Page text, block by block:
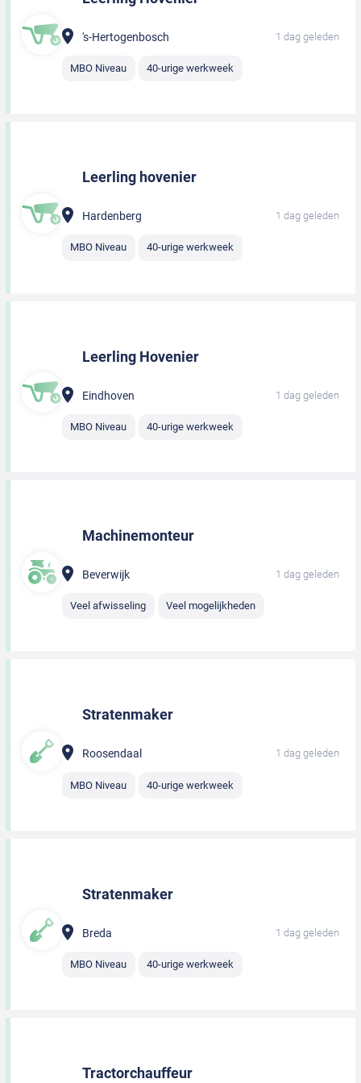
's-Hertogenbosch 1 dag geleden
MBO Niveau 40-urige werkweek
Leerling hovenier
Hardenberg 1 dag geleden
MBO Niveau 40-urige werkweek
Leerling Hovenier
Eindhoven 1 dag geleden
MBO Niveau 40-urige werkweek
Machinemonteur
Beverwijk 1 dag geleden
Veel afwisseling Veel mogelijkheden
Stratenmaker
Roosendaal 1 dag geleden
MBO Niveau 40-urige werkweek
Stratenmaker
Breda 1 dag geleden
MBO Niveau 40-urige werkweek
Tractorchauffeur